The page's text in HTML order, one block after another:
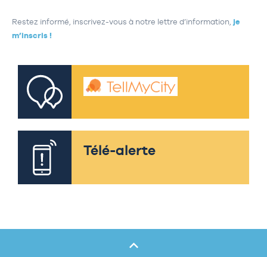
Restez informé, inscrivez-vous à notre lettre d’information, je
m’inscris !
Télé-alerte